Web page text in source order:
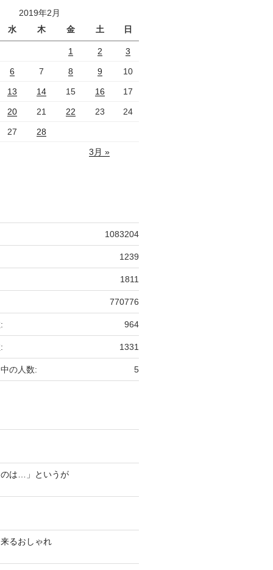
2019年2月
水 木 金 土 日
1 2 3
6 7 8 9 10
13 14 15 16 17
20 21 22 23 24
27 28
3月 »
1083204
1239
1811
770776
964
1331
5
の人数:
のは…」というが
るおしゃれ